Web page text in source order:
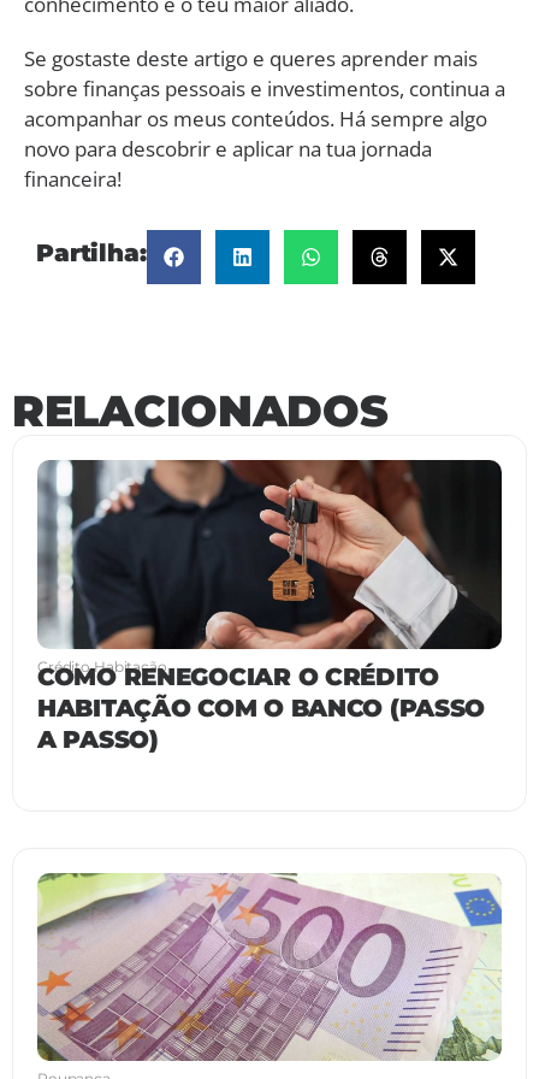
Se gostaste deste artigo e queres aprender mais
sobre finanças pessoais e investimentos, continua a
acompanhar os meus conteúdos. Há sempre algo
novo para descobrir e aplicar na tua jornada
financeira!
Partilha:
RELACIONADOS
Crédito Habitação
COMO RENEGOCIAR O CRÉDITO
HABITAÇÃO COM O BANCO (PASSO
A PASSO)